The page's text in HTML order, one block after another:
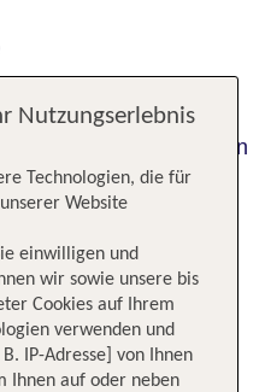
Restaurants.
und genieße den
die vielfältigen
Garten mit Meerblick
Haus
Meer und der
Nutzungserlebnis
Technologien, die für
Website
einwilligen und
wir sowie unsere bis
Cookies auf Ihrem
verwenden und
IP-Adresse] von Ihnen
Ihnen auf oder neben